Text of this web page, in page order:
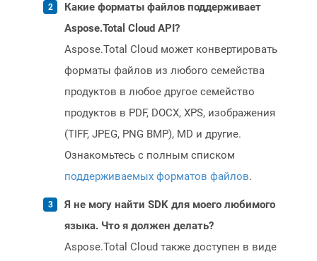
Какие форматы файлов поддерживает
Aspose.Total Cloud API?
Aspose.Total Cloud может конвертировать
форматы файлов из любого семейства
продуктов в любое другое семейство
продуктов в PDF, DOCX, XPS, изображения
(TIFF, JPEG, PNG BMP), MD и другие.
Ознакомьтесь с полным списком
поддерживаемых форматов файлов.
Я не могу найти SDK для моего любимого
языка. Что я должен делать?
Aspose.Total Cloud также доступен в виде